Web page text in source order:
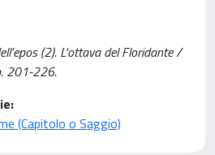
(2). L'ottava del Floridante /
201-226.
(Capitolo o Saggio)